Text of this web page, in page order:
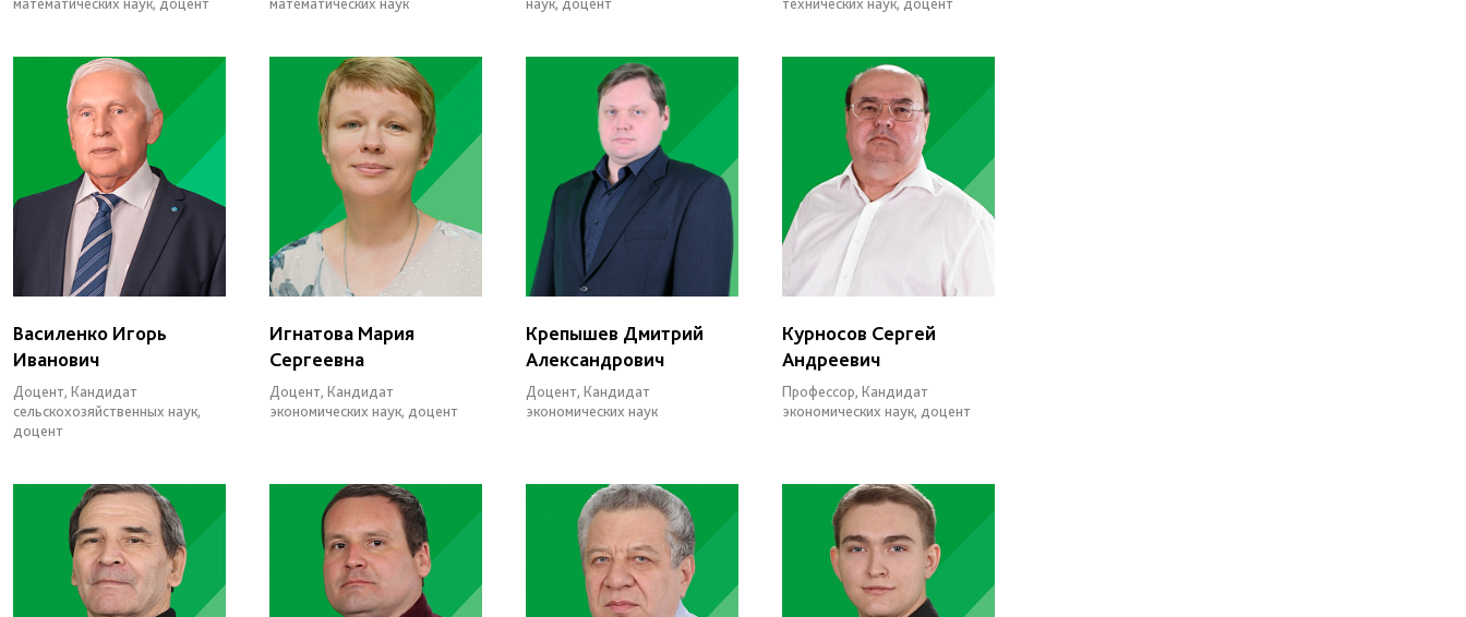
математических наук, доцент
математических наук
наук, доцент
технических наук, доцент
Василенко Игорь
Иванович
Доцент, Кандидат
сельскохозяйственных наук,
доцент
Игнатова Мария
Сергеевна
Доцент, Кандидат
экономических наук, доцент
Крепышев Дмитрий
Александрович
Доцент, Кандидат
экономических наук
Курносов Сергей
Андреевич
Профессор, Кандидат
экономических наук, доцент